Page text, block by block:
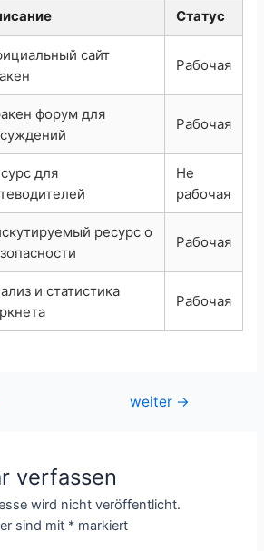
Статус
сайт
Рабочая
форум для
Рабочая
для
Не
рабочая
ресурс о
Рабочая
и статистика
Рабочая
weiter →
verfassen
wird nicht veröffentlicht.
sind mit * markiert